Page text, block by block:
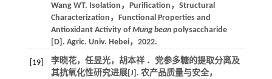
Wang WT. Isolation，Purification，Structural
Characterization，Functional Properties and
Antioxidant Activity ofMung beanpolysaccharide
[D]. Agric. Univ. Hebei， 2022.
[19]
李晓花，任昱光，胡本祥 ．党参多糖的提取分离及
其抗氧化性研究进展[J]. 农产品质量与安全，